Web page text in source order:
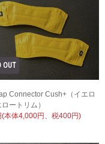
Connector Cush+（イエロ
ートリム）
本体4,000円、税400円)